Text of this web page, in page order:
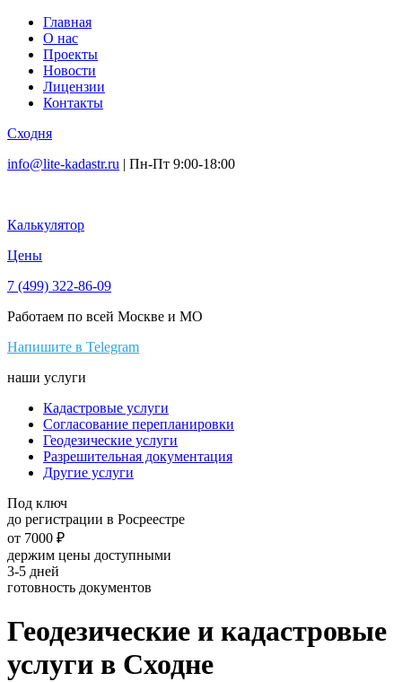
Главная
О нас
Проекты
Новости
Лицензии
Контакты
Сходня
info@lite-kadastr.ru | Пн-Пт 9:00-18:00
Калькулятор
Цены
7 (499) 322-86-09
Работаем по всей Москве и МО
Напишите в Telegram
наши услуги
Кадастровые услуги
Согласование перепланировки
Геодезические услуги
Разрешительная документация
Другие услуги
Под ключ
до регистрации в Росреестре
от 7000 ₽
держим цены доступными
3-5 дней
готовность документов
Геодезические и кадастровые
услуги в Сходне